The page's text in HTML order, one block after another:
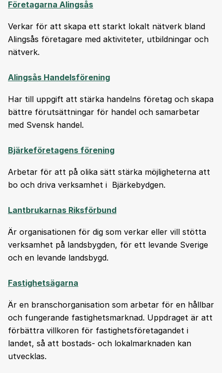
Företagarna Alingsås
Verkar för att skapa ett starkt lokalt nätverk bland
Alingsås företagare med aktiviteter, utbildningar och
nätverk.
Alingsås Handelsförening
Har till uppgift att stärka handelns företag och skapa
bättre förutsättningar för handel och samarbetar
med Svensk handel.
Bjärkeföretagens förening
Arbetar för att på olika sätt stärka möjligheterna att
bo och driva verksamhet i Bjärkebydgen.
Lantbrukarnas Riksförbund
Är organisationen för dig som verkar eller vill stötta
verksamhet på landsbygden, för ett levande Sverige
och en levande landsbygd.
Fastighetsägarna
Är en branschorganisation som arbetar för en hållbar
och fungerande fastighetsmarknad. Uppdraget är att
förbättra villkoren för fastighetsföretagandet i
landet, så att bostads- och lokalmarknaden kan
utvecklas.